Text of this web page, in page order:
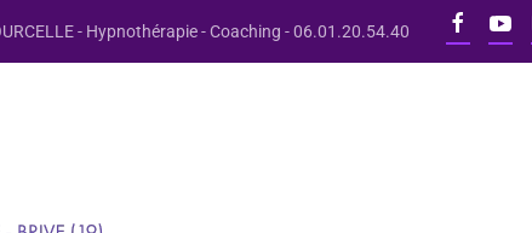
- Hypnothérapie - Coaching - 06.01.20.54.40